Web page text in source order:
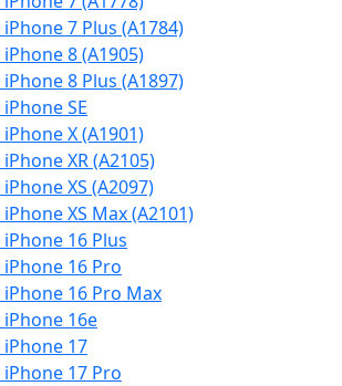
7 Plus (A1784)
8 (A1905)
8 Plus (A1897)
SE
X (A1901)
XR (A2105)
XS (A2097)
XS Max (A2101)
16 Plus
16 Pro
16 Pro Max
16e
17
17 Pro